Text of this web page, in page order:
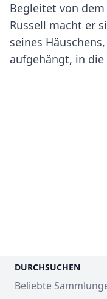
Begleitet von
Russell macht er
seines
aufgehängt, in
DURCHSUCHEN
Beliebte